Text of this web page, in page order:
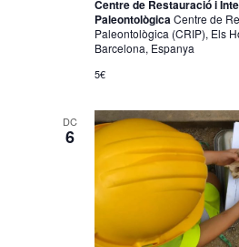
Centre de Restauració i
PaleontològicaCentre de
Paleontològica (CRIP), Els
Barcelona, Espanya
5€
DC
6